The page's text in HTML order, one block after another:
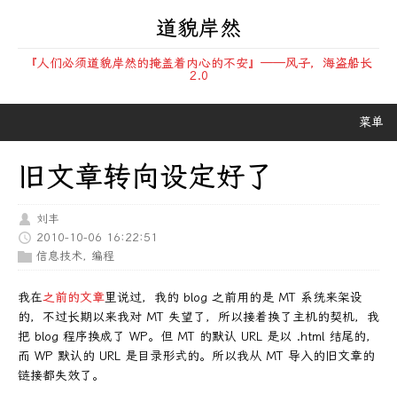
道貌岸然
『人们必须道貌岸然的掩盖着内心的不安』——风子，海盗船长
2.0
菜单
旧文章转向设定好了
刘丰
2010-10-06 16:22:51
信息技术, 编程
我在之前的文章里说过，我的 blog 之前用的是 MT 系统来架设
的，不过长期以来我对 MT 失望了，所以接着换了主机的契机，我
把 blog 程序换成了 WP。但 MT 的默认 URL 是以 .html 结尾的，
而 WP 默认的 URL 是目录形式的。所以我从 MT 导入的旧文章的
链接都失效了。